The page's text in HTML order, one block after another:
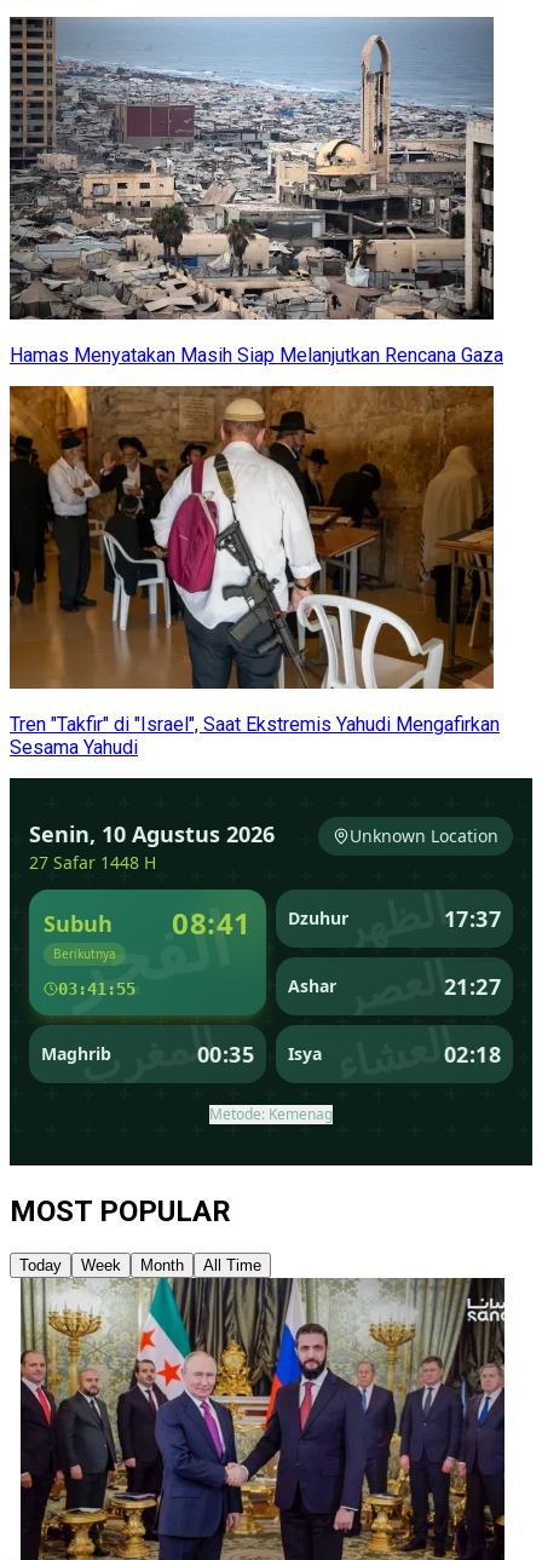
Hamas Menyatakan Masih Siap Melanjutkan Rencana Gaza
Tren "Takfir" di "Israel", Saat Ekstremis Yahudi Mengafirkan
Sesama Yahudi
MOST POPULAR
Today Week Month All Time